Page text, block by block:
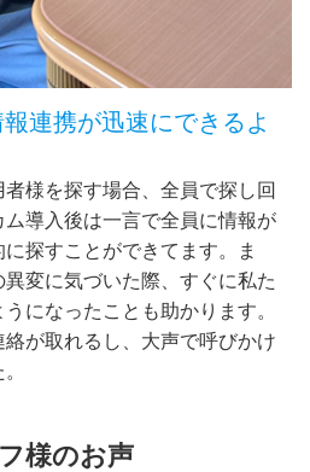
連携が迅速にできるよ
様を探す場合、全員で探し回
導入後は一言で全員に情報が
探すことができてます。ま
変に気づいた際、すぐに私た
になったことも助かります。
が取れるし、大声で呼びかけ
様のお声